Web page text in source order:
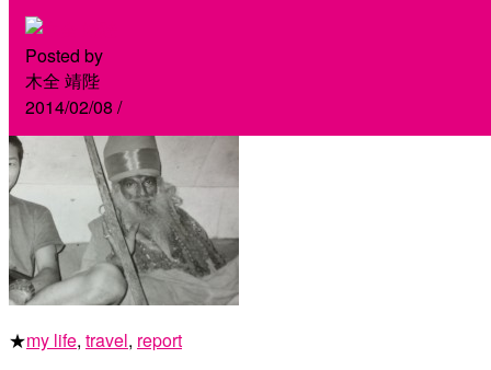
Posted by
木全 靖陛
2014/02/08 /
★my life, travel, report